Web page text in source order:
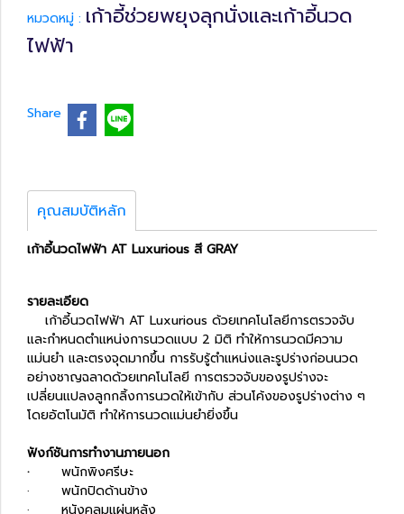
หมวดหมู่ : เก้าอี้ช่วยพยุงลุกนั่งและเก้าอี้นวด
ไฟฟ้า
Share
คุณสมบัติหลัก
เก้าอี้นวดไฟฟ้า AT Luxurious สี GRAY
รายละเอียด
เก้าอี้นวดไฟฟ้า AT Luxurious ด้วยเทคโนโลยีการตรวจจับ
และกำหนดตำแหน่งการนวดแบบ 2 มิติ ทำให้การนวดมีความ
แม่นยำ และตรงจุดมากขึ้น การรับรู้ตำแหน่งและรูปร่างก่อนนวด
อย่างชาญฉลาดด้วยเทคโนโลยี การตรวจจับของรูปร่างจะ
เปลี่ยนแปลงลูกกลิ้งการนวดให้เข้ากับ ส่วนโค้งของรูปร่างต่าง ๆ
โดยอัตโนมัติ ทำให้การนวดแม่นยำยิ่งขึ้น
ฟังก์ชันการทำงานภายนอก
·
พนักพิงศรีษะ
· พนักปิดด้านข้าง
· หนังคลุมแผ่นหลัง